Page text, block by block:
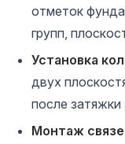
отметок
групп,
Установка
двух
после
Монтаж